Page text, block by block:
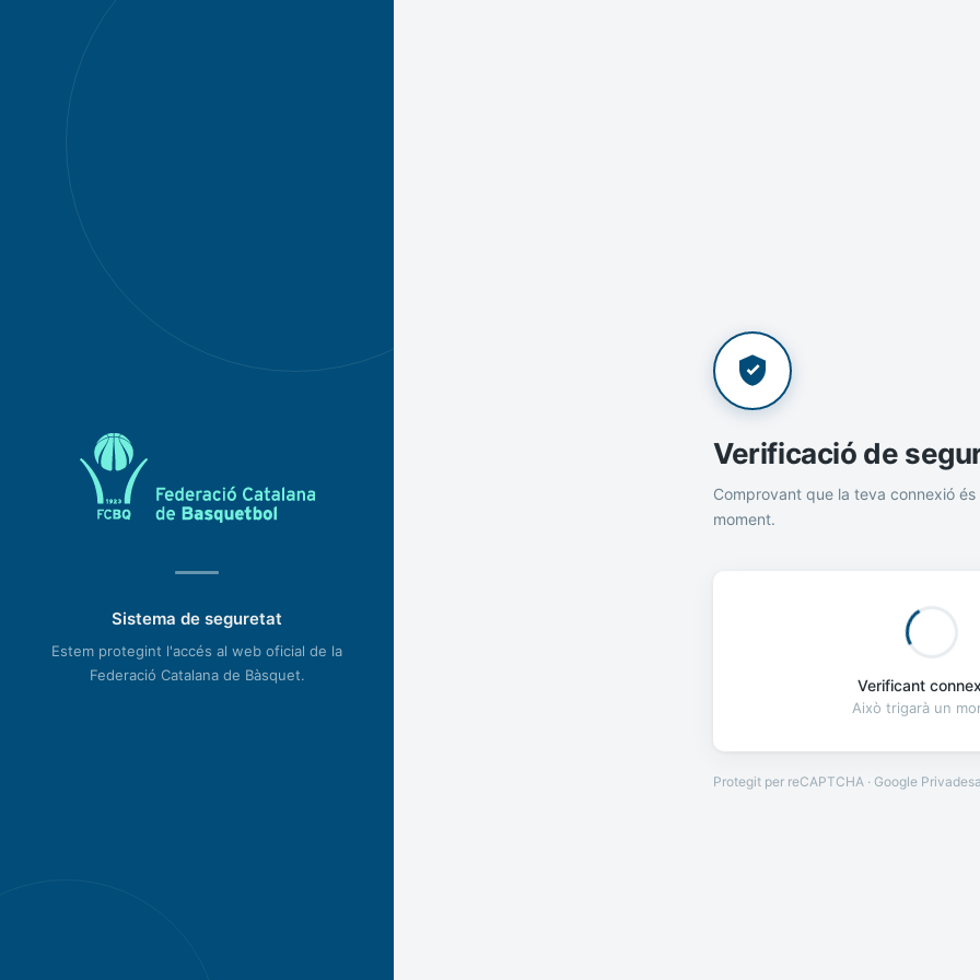
Sistema de seguretat
Estem protegint l'accés al web oficial de la
Federació Catalana de Bàsquet.
Verificació de
Comprovant que la teva connexió és
moment.
Verificant
Això trigarà un
Protegit per reCAPTCHA · Google Privadesa